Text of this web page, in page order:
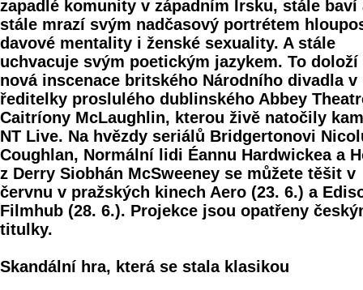
zapadlé komunity v západním Irsku, stále baví
stále mrazí svým nadčasový portrétem
davové mentality i ženské sexuality. A stále
uchvacuje svým poetickým jazykem. To doloží
nová inscenace britského Národního divadla v
ředitelky proslulého dublinského Abbey
Caitríony McLaughlin, kterou živě natočily
NT Live. Na hvězdy seriálů Bridgertonovi
Coughlan, Normální lidi Éannu Hardwickea a
z Derry Siobhán McSweeney se můžete těšit v
červnu v pražských kinech Aero (23. 6.) a
Filmhub (28. 6.). Projekce jsou opatřeny
titulky.
Skandální hra, která se stala klasikou